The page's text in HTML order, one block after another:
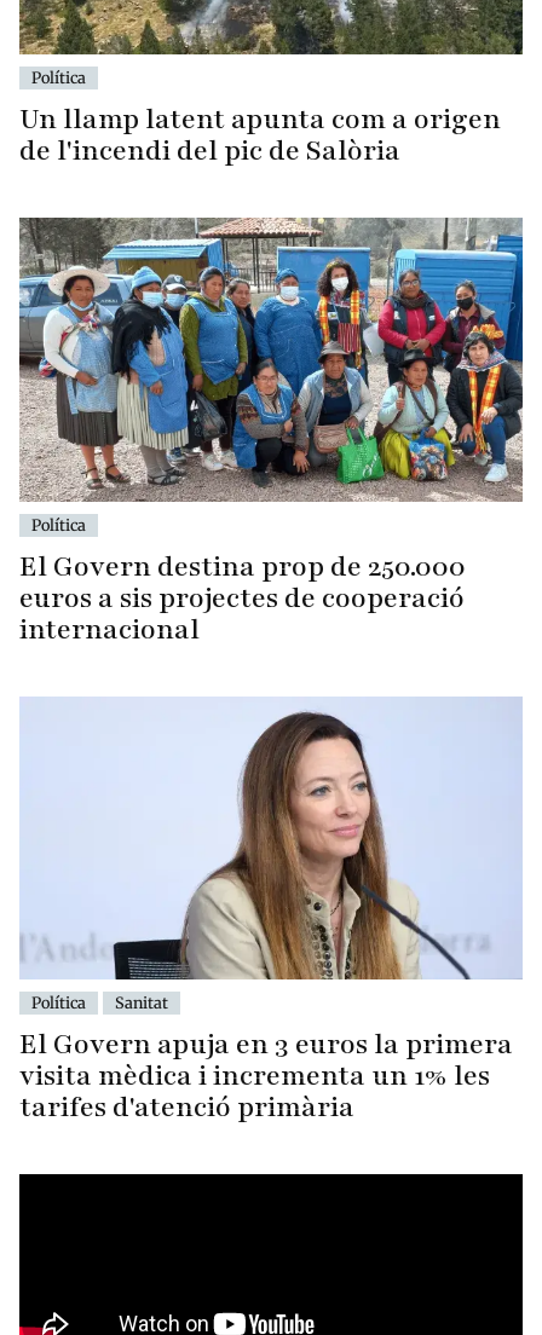
Política
Un llamp latent apunta com a origen
de l'incendi del pic de Salòria
Política
El Govern destina prop de 250.000
euros a sis projectes de cooperació
internacional
Política Sanitat
El Govern apuja en 3 euros la primera
visita mèdica i incrementa un 1% les
tarifes d'atenció primària